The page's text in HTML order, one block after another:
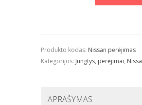
Produkto kodas: Nissan perėjimas
Kategorijos: Jungtys, perėjimai,
APRAŠYMAS